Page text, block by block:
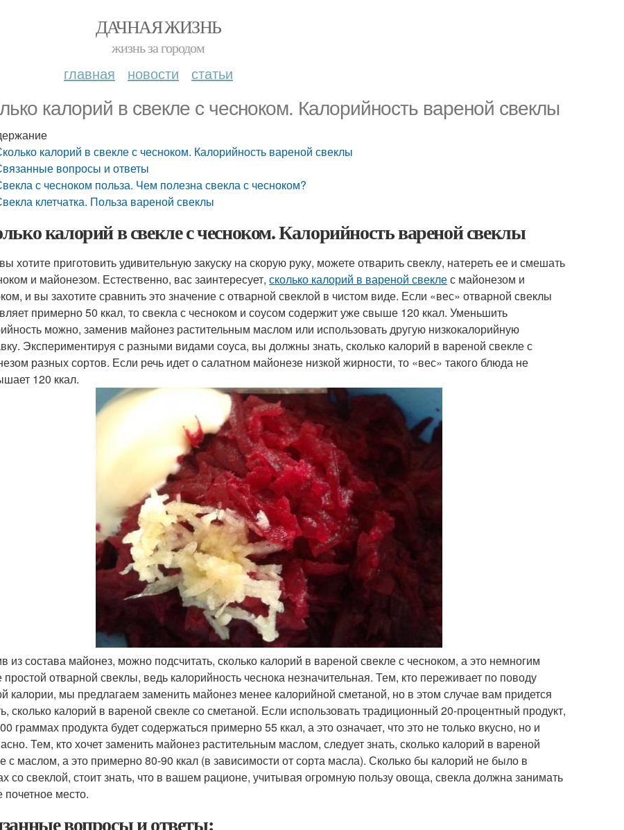
ДАЧНАЯ ЖИЗНЬ
жизнь за городом
главная новости статьи
калорий в свекле с чесноком. Калорийность вареной свеклы
калорий в свекле с чесноком. Калорийность вареной свеклы
вопросы и ответы
с чесноком польза. Чем полезна свекла с чесноком?
клетчатка. Польза вареной свеклы
калорий в свекле с чесноком. Калорийность вареной свеклы
хотите приготовить удивительную закуску на скорую руку, можете отварить свеклу, натереть ее и смешать
и майонезом. Естественно, вас заинтересует, сколько калорий в вареной свеклес майонезом и
и вы захотите сравнить это значение с отварной свеклой в чистом виде. Если «вес» отварной свеклы
примерно 50 ккал, то свекла с чесноком и соусом содержит уже свыше 120 ккал. Уменьшить
можно, заменив майонез растительным маслом или использовать другую низкокалорийную
Экспериментируя с разными видами соуса, вы должны знать, сколько калорий в вареной свекле с
разных сортов. Если речь идет о салатном майонезе низкой жирности, то «вес» такого блюда не
120 ккал.
из состава майонез, можно подсчитать, сколько калорий в вареной свекле с чесноком, а это немногим
простой отварной свеклы, ведь калорийность чеснока незначительная. Тем, кто переживает по поводу
калории, мы предлагаем заменить майонез менее калорийной сметаной, но в этом случае вам придется
сколько калорий в вареной свекле со сметаной. Если использовать традиционный 20-процентный продукт,
граммах продукта будет содержаться примерно 55 ккал, а это означает, что это не только вкусно, но и
Тем, кто хочет заменить майонез растительным маслом, следует знать, сколько калорий в вареной
с маслом, а это примерно 80-90 ккал (в зависимости от сорта масла). Сколько бы калорий не было в
со свеклой, стоит знать, что в вашем рационе, учитывая огромную пользу овоща, свекла должна занимать
почетное место.
вопросы и ответы: